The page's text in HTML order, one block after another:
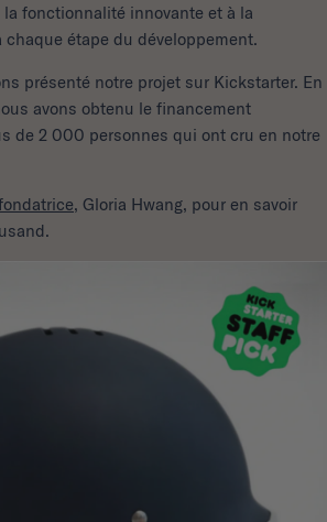
fonctionnalité innovante et à la
étape du développement.
présenté notre projet sur Kickstarter. En
avons obtenu le financement
de 2 000 personnes qui ont cru en notre
, Gloria Hwang, pour en savoir